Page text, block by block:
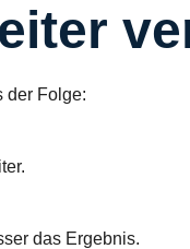
der Folge:
das Ergebnis.